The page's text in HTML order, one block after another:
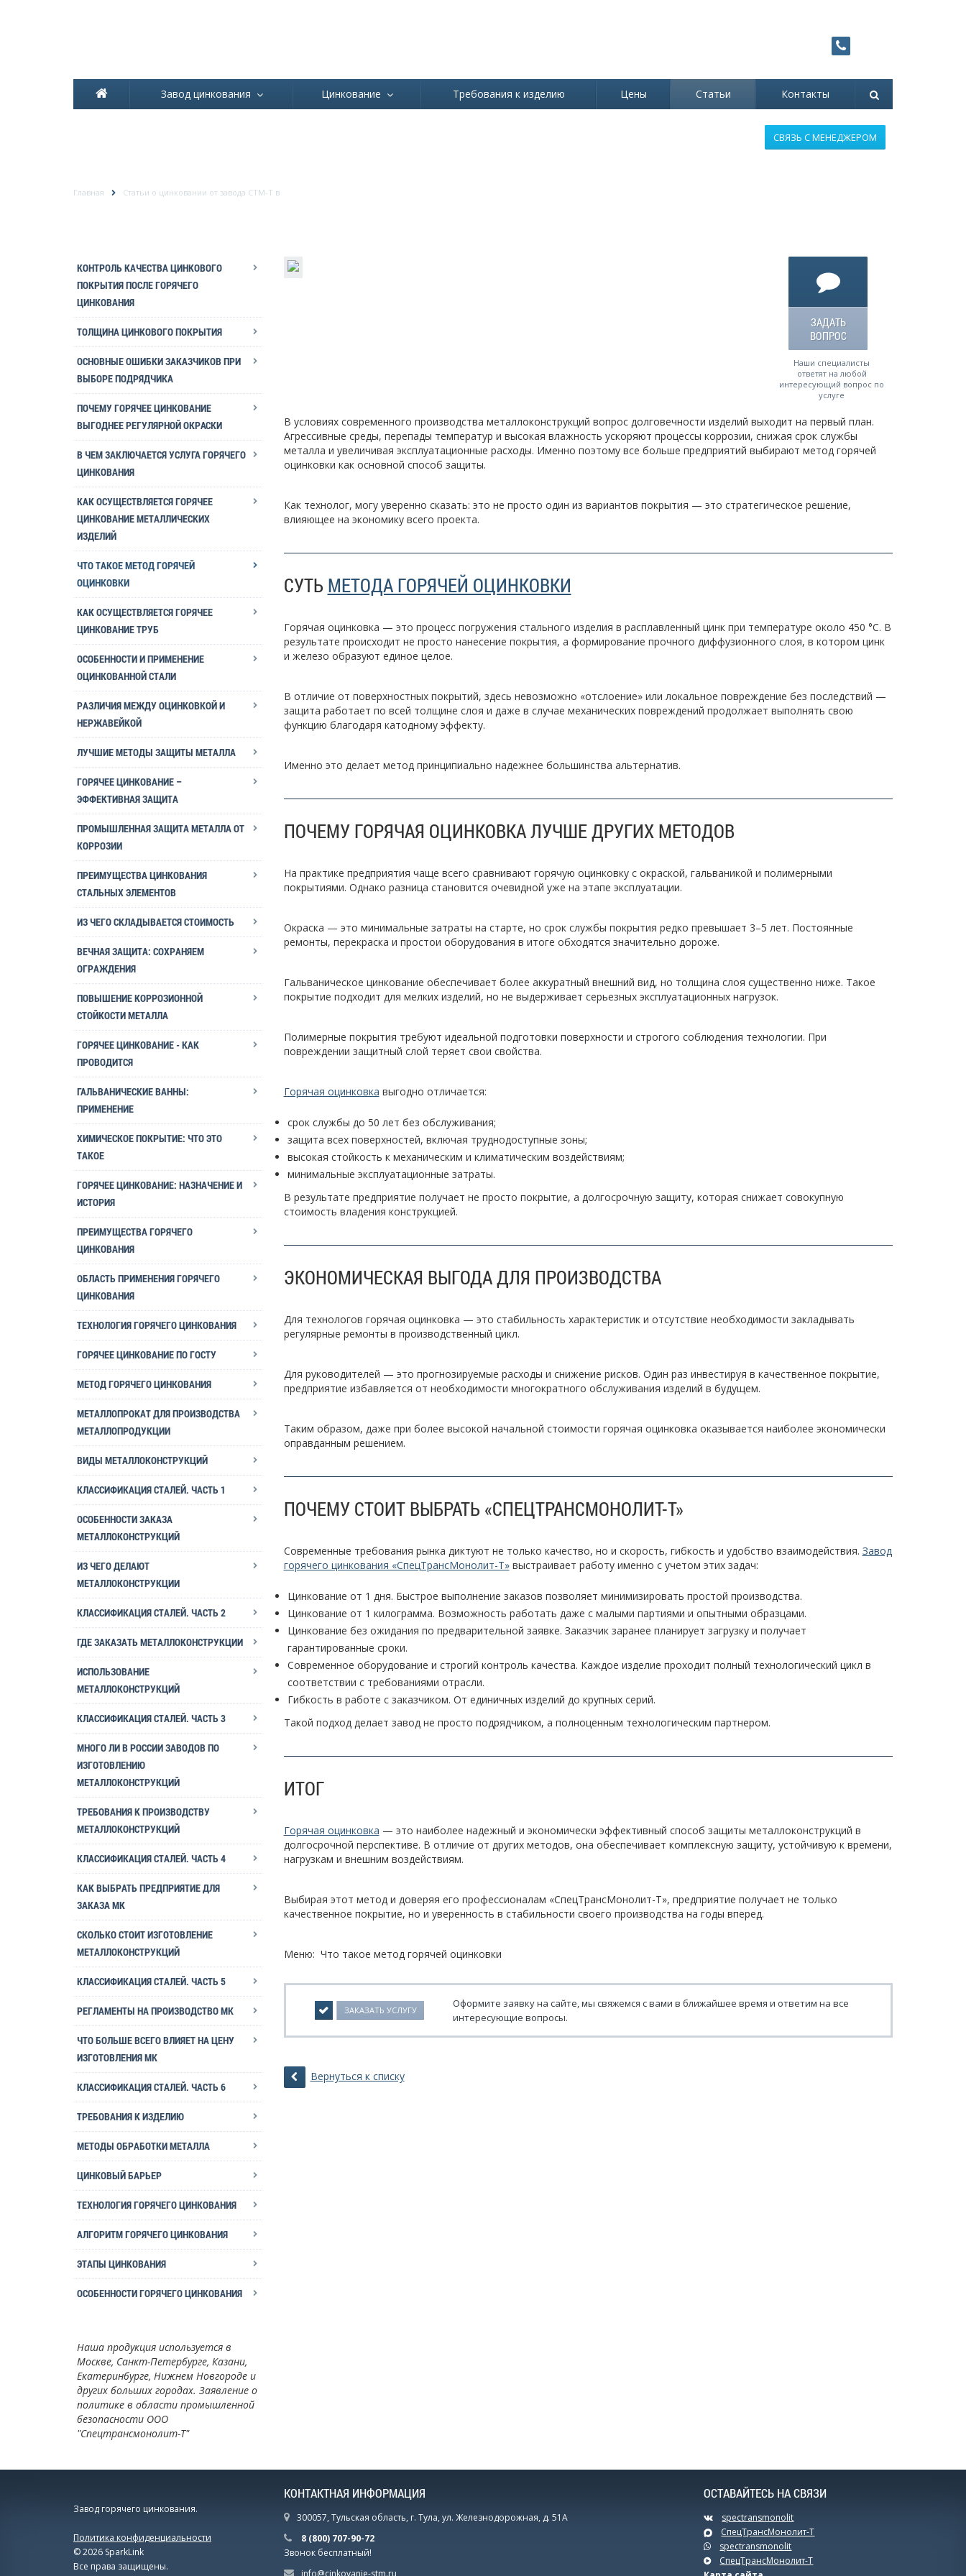
Завод цинкования Цинкование Требования к изделию Цены Статьи Контакты
СВЯЗЬ С МЕНЕДЖЕРОМ
Главная Статьи о цинковании от завода СТМ-Т в
КОНТРОЛЬ КАЧЕСТВА ЦИНКОВОГО
ПОКРЫТИЯ ПОСЛЕ ГОРЯЧЕГО
ЦИНКОВАНИЯ
ТОЛЩИНА ЦИНКОВОГО ПОКРЫТИЯ
ОСНОВНЫЕ ОШИБКИ ЗАКАЗЧИКОВ ПРИ
ВЫБОРЕ ПОДРЯДЧИКА
ПОЧЕМУ ГОРЯЧЕЕ ЦИНКОВАНИЕ
ВЫГОДНЕЕ РЕГУЛЯРНОЙ ОКРАСКИ
В ЧЕМ ЗАКЛЮЧАЕТСЯ УСЛУГА ГОРЯЧЕГО
ЦИНКОВАНИЯ
КАК ОСУЩЕСТВЛЯЕТСЯ ГОРЯЧЕЕ
ЦИНКОВАНИЕ МЕТАЛЛИЧЕСКИХ
ИЗДЕЛИЙ
ЧТО ТАКОЕ МЕТОД ГОРЯЧЕЙ
ОЦИНКОВКИ
КАК ОСУЩЕСТВЛЯЕТСЯ ГОРЯЧЕЕ
ЦИНКОВАНИЕ ТРУБ
ОСОБЕННОСТИ И ПРИМЕНЕНИЕ
ОЦИНКОВАННОЙ СТАЛИ
РАЗЛИЧИЯ МЕЖДУ ОЦИНКОВКОЙ И
НЕРЖАВЕЙКОЙ
ЛУЧШИЕ МЕТОДЫ ЗАЩИТЫ МЕТАЛЛА
ГОРЯЧЕЕ ЦИНКОВАНИЕ –
ЭФФЕКТИВНАЯ ЗАЩИТА
ПРОМЫШЛЕННАЯ ЗАЩИТА МЕТАЛЛА ОТ
КОРРОЗИИ
ПРЕИМУЩЕСТВА ЦИНКОВАНИЯ
СТАЛЬНЫХ ЭЛЕМЕНТОВ
ИЗ ЧЕГО СКЛАДЫВАЕТСЯ СТОИМОСТЬ
ВЕЧНАЯ ЗАЩИТА: СОХРАНЯЕМ
ОГРАЖДЕНИЯ
ПОВЫШЕНИЕ КОРРОЗИОННОЙ
СТОЙКОСТИ МЕТАЛЛА
ГОРЯЧЕЕ ЦИНКОВАНИЕ - КАК
ПРОВОДИТСЯ
ГАЛЬВАНИЧЕСКИЕ ВАННЫ:
ПРИМЕНЕНИЕ
ХИМИЧЕСКОЕ ПОКРЫТИЕ: ЧТО ЭТО
ТАКОЕ
ГОРЯЧЕЕ ЦИНКОВАНИЕ: НАЗНАЧЕНИЕ И
ИСТОРИЯ
ПРЕИМУЩЕСТВА ГОРЯЧЕГО
ЦИНКОВАНИЯ
ОБЛАСТЬ ПРИМЕНЕНИЯ ГОРЯЧЕГО
ЦИНКОВАНИЯ
ТЕХНОЛОГИЯ ГОРЯЧЕГО ЦИНКОВАНИЯ
ГОРЯЧЕЕ ЦИНКОВАНИЕ ПО ГОСТУ
МЕТОД ГОРЯЧЕГО ЦИНКОВАНИЯ
МЕТАЛЛОПРОКАТ ДЛЯ ПРОИЗВОДСТВА
МЕТАЛЛОПРОДУКЦИИ
ВИДЫ МЕТАЛЛОКОНСТРУКЦИЙ
КЛАССИФИКАЦИЯ СТАЛЕЙ. ЧАСТЬ 1
ОСОБЕННОСТИ ЗАКАЗА
МЕТАЛЛОКОНСТРУКЦИЙ
ИЗ ЧЕГО ДЕЛАЮТ
МЕТАЛЛОКОНСТРУКЦИИ
КЛАССИФИКАЦИЯ СТАЛЕЙ. ЧАСТЬ 2
ГДЕ ЗАКАЗАТЬ МЕТАЛЛОКОНСТРУКЦИИ
ИСПОЛЬЗОВАНИЕ
МЕТАЛЛОКОНСТРУКЦИЙ
КЛАССИФИКАЦИЯ СТАЛЕЙ. ЧАСТЬ 3
МНОГО ЛИ В РОССИИ ЗАВОДОВ ПО
ИЗГОТОВЛЕНИЮ
МЕТАЛЛОКОНСТРУКЦИЙ
ТРЕБОВАНИЯ К ПРОИЗВОДСТВУ
МЕТАЛЛОКОНСТРУКЦИЙ
КЛАССИФИКАЦИЯ СТАЛЕЙ. ЧАСТЬ 4
КАК ВЫБРАТЬ ПРЕДПРИЯТИЕ ДЛЯ
ЗАКАЗА МК
СКОЛЬКО СТОИТ ИЗГОТОВЛЕНИЕ
МЕТАЛЛОКОНСТРУКЦИЙ
КЛАССИФИКАЦИЯ СТАЛЕЙ. ЧАСТЬ 5
РЕГЛАМЕНТЫ НА ПРОИЗВОДСТВО МК
ЧТО БОЛЬШЕ ВСЕГО ВЛИЯЕТ НА ЦЕНУ
ИЗГОТОВЛЕНИЯ МК
КЛАССИФИКАЦИЯ СТАЛЕЙ. ЧАСТЬ 6
ТРЕБОВАНИЯ К ИЗДЕЛИЮ
МЕТОДЫ ОБРАБОТКИ МЕТАЛЛА
ЦИНКОВЫЙ БАРЬЕР
ТЕХНОЛОГИЯ ГОРЯЧЕГО ЦИНКОВАНИЯ
АЛГОРИТМ ГОРЯЧЕГО ЦИНКОВАНИЯ
ЭТАПЫ ЦИНКОВАНИЯ
ОСОБЕННОСТИ ГОРЯЧЕГО ЦИНКОВАНИЯ
Наша продукция используется в
Москве, Санкт-Петербурге, Казани,
Екатеринбурге, Нижнем Новгороде и
других больших городах. Заявление о
политике в области промышленной
безопасности ООО
"Спецтрансмонолит-Т"
ЗАДАТЬ
ВОПРОС
Наши специалисты
ответят на любой
интересующий вопрос по
услуге
В условиях современного производства металлоконструкций вопрос долговечности изделий выходит на первый план.
Агрессивные среды, перепады температур и высокая влажность ускоряют процессы коррозии, снижая срок службы
металла и увеличивая эксплуатационные расходы. Именно поэтому все больше предприятий выбирают метод горячей
оцинковки как основной способ защиты.
Как технолог, могу уверенно сказать: это не просто один из вариантов покрытия — это стратегическое решение,
влияющее на экономику всего проекта.
СУТЬ МЕТОДА ГОРЯЧЕЙ ОЦИНКОВКИ
Горячая оцинковка — это процесс погружения стального изделия в расплавленный цинк при температуре около 450 °C. В
результате происходит не просто нанесение покрытия, а формирование прочного диффузионного слоя, в котором цинк
и железо образуют единое целое.
В отличие от поверхностных покрытий, здесь невозможно «отслоение» или локальное повреждение без последствий —
защита работает по всей толщине слоя и даже в случае механических повреждений продолжает выполнять свою
функцию благодаря катодному эффекту.
Именно это делает метод принципиально надежнее большинства альтернатив.
ПОЧЕМУ ГОРЯЧАЯ ОЦИНКОВКА ЛУЧШЕ ДРУГИХ МЕТОДОВ
На практике предприятия чаще всего сравнивают горячую оцинковку с окраской, гальваникой и полимерными
покрытиями. Однако разница становится очевидной уже на этапе эксплуатации.
Окраска — это минимальные затраты на старте, но срок службы покрытия редко превышает 3–5 лет. Постоянные
ремонты, перекраска и простои оборудования в итоге обходятся значительно дороже.
Гальваническое цинкование обеспечивает более аккуратный внешний вид, но толщина слоя существенно ниже. Такое
покрытие подходит для мелких изделий, но не выдерживает серьезных эксплуатационных нагрузок.
Полимерные покрытия требуют идеальной подготовки поверхности и строгого соблюдения технологии. При
повреждении защитный слой теряет свои свойства.
Горячая оцинковка выгодно отличается:
срок службы до 50 лет без обслуживания;
защита всех поверхностей, включая труднодоступные зоны;
высокая стойкость к механическим и климатическим воздействиям;
минимальные эксплуатационные затраты.
В результате предприятие получает не просто покрытие, а долгосрочную защиту, которая снижает совокупную
стоимость владения конструкцией.
ЭКОНОМИЧЕСКАЯ ВЫГОДА ДЛЯ ПРОИЗВОДСТВА
Для технологов горячая оцинковка — это стабильность характеристик и отсутствие необходимости закладывать
регулярные ремонты в производственный цикл.
Для руководителей — это прогнозируемые расходы и снижение рисков. Один раз инвестируя в качественное покрытие,
предприятие избавляется от необходимости многократного обслуживания изделий в будущем.
Таким образом, даже при более высокой начальной стоимости горячая оцинковка оказывается наиболее экономически
оправданным решением.
ПОЧЕМУ СТОИТ ВЫБРАТЬ «СПЕЦТРАНСМОНОЛИТ-Т»
Современные требования рынка диктуют не только качество, но и скорость, гибкость и удобство взаимодействия. Завод
горячего цинкования «СпецТрансМонолит-Т»выстраивает работу именно с учетом этих задач:
Цинкование от 1 дня. Быстрое выполнение заказов позволяет минимизировать простой производства.
Цинкование от 1 килограмма. Возможность работать даже с малыми партиями и опытными образцами.
Цинкование без ожидания по предварительной заявке. Заказчик заранее планирует загрузку и получает
гарантированные сроки.
Современное оборудование и строгий контроль качества. Каждое изделие проходит полный технологический цикл в
соответствии с требованиями отрасли.
Гибкость в работе с заказчиком. От единичных изделий до крупных серий.
Такой подход делает завод не просто подрядчиком, а полноценным технологическим партнером.
ИТОГ
Горячая оцинковка — это наиболее надежный и экономически эффективный способ защиты металлоконструкций в
долгосрочной перспективе. В отличие от других методов, она обеспечивает комплексную защиту, устойчивую к времени,
нагрузкам и внешним воздействиям.
Выбирая этот метод и доверяя его профессионалам «СпецТрансМонолит-Т», предприятие получает не только
качественное покрытие, но и уверенность в стабильности своего производства на годы вперед.
Меню: Что такое метод горячей оцинковки
ЗАКАЗАТЬ УСЛУГУ
Оформите заявку на сайте, мы свяжемся с вами в ближайшее время и ответим на все
интересующие вопросы.
Вернуться к списку
Завод горячего цинкования.
Политика конфиденциальности
© 2026 SparkLink
Все права защищены.
КОНТАКТНАЯ ИНФОРМАЦИЯ
300057, Тульская область, г. Тула, ул. Железнодорожная, д. 51А
8 (800) 707-90-72
Звонок бесплатный!
info@cinkovanie-stm.ru
ОСТАВАЙТЕСЬ НА СВЯЗИ
spectransmonolit
СпецТрансМонолит-Т
spectransmonolit
СпецТрансМонолит-Т